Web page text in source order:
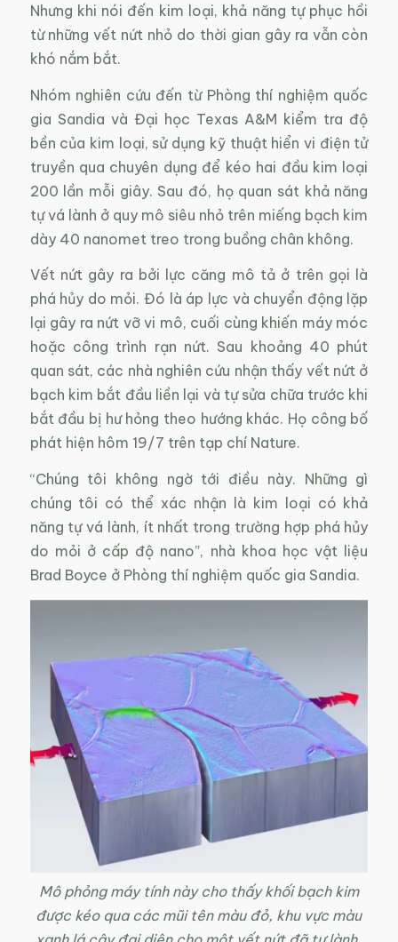
Nhưng khi nói đến kim loại, khả năng tự phục hồi
từ những vết nứt nhỏ do thời gian gây ra vẫn còn
khó nắm bắt.
Nhóm nghiên cứu đến từ Phòng thí nghiệm quốc
gia Sandia và Đại học Texas A&M kiểm tra độ
bền của kim loại, sử dụng kỹ thuật hiển vi điện tử
truyền qua chuyên dụng để kéo hai đầu kim loại
200 lần mỗi giây. Sau đó, họ quan sát khả năng
tự vá lành ở quy mô siêu nhỏ trên miếng bạch kim
dày 40 nanomet treo trong buồng chân không.
Vết nứt gây ra bởi lực căng mô tả ở trên gọi là
phá hủy do mỏi. Đó là áp lực và chuyển động lặp
lại gây ra nứt vỡ vi mô, cuối cùng khiến máy móc
hoặc công trình rạn nứt. Sau khoảng 40 phút
quan sát, các nhà nghiên cứu nhận thấy vết nứt ở
bạch kim bắt đầu liền lại và tự sửa chữa trước khi
bắt đầu bị hư hỏng theo hướng khác. Họ công bố
phát hiện hôm 19/7 trên tạp chí Nature.
“Chúng tôi không ngờ tới điều này. Những gì
chúng tôi có thể xác nhận là kim loại có khả
năng tự vá lành, ít nhất trong trường hợp phá hủy
do mỏi ở cấp độ nano”, nhà khoa học vật liệu
Brad Boyce ở Phòng thí nghiệm quốc gia Sandia.
Mô phỏng máy tính này cho thấy khối bạch kim
được kéo qua các mũi tên màu đỏ, khu vực màu